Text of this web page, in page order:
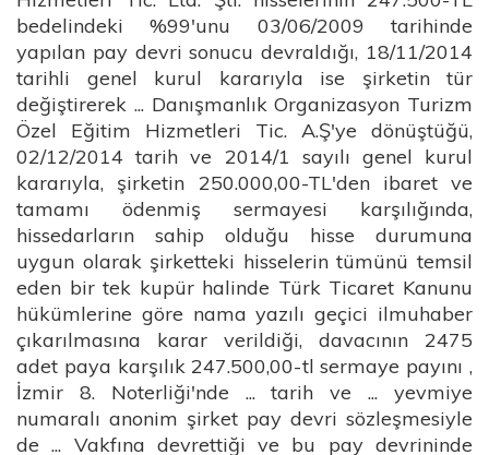
bedelindeki %99'unu 03/06/2009 tarihinde
yapılan pay devri sonucu devraldığı, 18/11/2014
tarihli genel kurul kararıyla ise şirketin tür
değiştirerek ... Danışmanlık Organizasyon Turizm
Özel Eğitim Hizmetleri Tic. A.Ş'ye dönüştüğü,
02/12/2014 tarih ve 2014/1 sayılı genel kurul
kararıyla, şirketin 250.000,00-TL'den ibaret ve
tamamı ödenmiş sermayesi karşılığında,
hissedarların sahip olduğu hisse durumuna
uygun olarak şirketteki hisselerin tümünü temsil
eden bir tek kupür halinde Türk Ticaret Kanunu
hükümlerine göre nama yazılı geçici ilmuhaber
çıkarılmasına karar verildiği, davacının 2475
adet paya karşılık 247.500,00-tl sermaye payını ,
İzmir 8. Noterliği'nde ... tarih ve ... yevmiye
numaralı anonim şirket pay devri sözleşmesiyle
de ... Vakfına devrettiği ve bu pay devrininde